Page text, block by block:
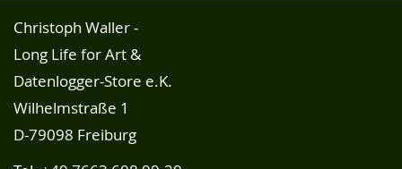
Christoph Waller -
Long Life for Art &
Datenlogger-Store e.K.
Wilhelmstraße 1
D-79098 Freiburg